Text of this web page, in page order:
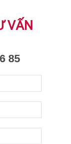
VẤN
85